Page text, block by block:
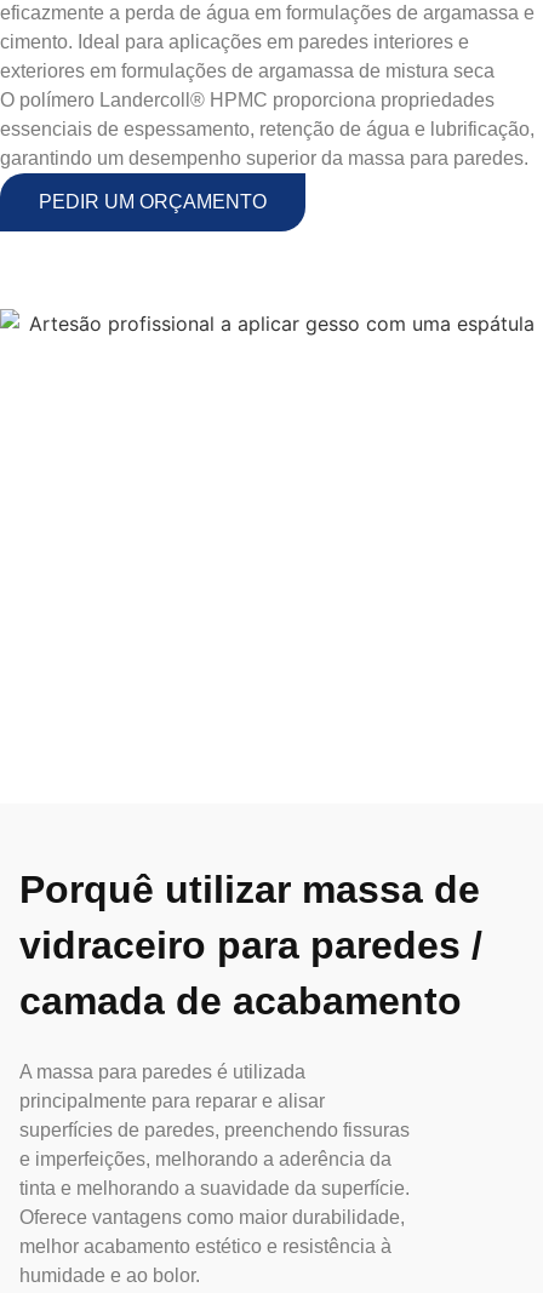
eficazmente a perda de água em formulações de argamassa e
cimento. Ideal para aplicações em paredes interiores e
exteriores em formulações de argamassa de mistura seca
O polímero Landercoll® HPMC proporciona propriedades
essenciais de espessamento, retenção de água e lubrificação,
garantindo um desempenho superior da massa para paredes.
PEDIR UM ORÇAMENTO
Porquê utilizar massa de
vidraceiro para paredes /
camada de acabamento
A massa para paredes é utilizada
principalmente para reparar e alisar
superfícies de paredes, preenchendo fissuras
e imperfeições, melhorando a aderência da
tinta e melhorando a suavidade da superfície.
Oferece vantagens como maior durabilidade,
melhor acabamento estético e resistência à
humidade e ao bolor.